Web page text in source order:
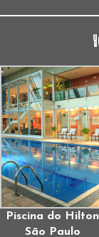
Piscina do Hilton
São Paulo